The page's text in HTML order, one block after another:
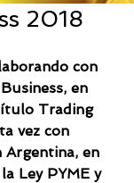
2018
con
en
Trading
vez con
Argentina, en
Ley PYME y